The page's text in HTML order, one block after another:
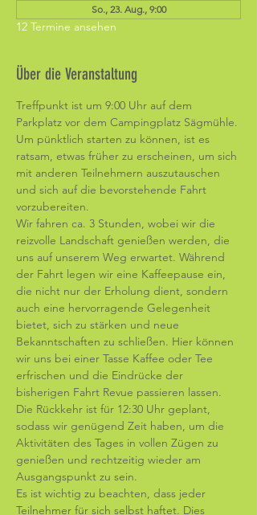
So., 23. Aug., 9:00
12 Termine ansehen
Über die Veranstaltung
Treffpunkt ist um 9:00 Uhr auf dem
Parkplatz vor dem Campingplatz Sägmühle.
Um pünktlich starten zu können, ist es
ratsam, etwas früher zu erscheinen, um sich
mit anderen Teilnehmern auszutauschen
und sich auf die bevorstehende Fahrt
vorzubereiten.
Wir fahren ca. 3 Stunden, wobei wir die
reizvolle Landschaft genießen werden, die
uns auf unserem Weg erwartet. Während
der Fahrt legen wir eine Kaffeepause ein,
die nicht nur der Erholung dient, sondern
auch eine hervorragende Gelegenheit
bietet, sich zu stärken und neue
Bekanntschaften zu schließen. Hier können
wir uns bei einer Tasse Kaffee oder Tee
erfrischen und die Eindrücke der
bisherigen Fahrt Revue passieren lassen.
Die Rückkehr ist für 12:30 Uhr geplant,
sodass wir genügend Zeit haben, um die
Aktivitäten des Tages in vollen Zügen zu
genießen und rechtzeitig wieder am
Ausgangspunkt zu sein.
Es ist wichtig zu beachten, dass jeder
Teilnehmer für sich selbst haftet. Dies